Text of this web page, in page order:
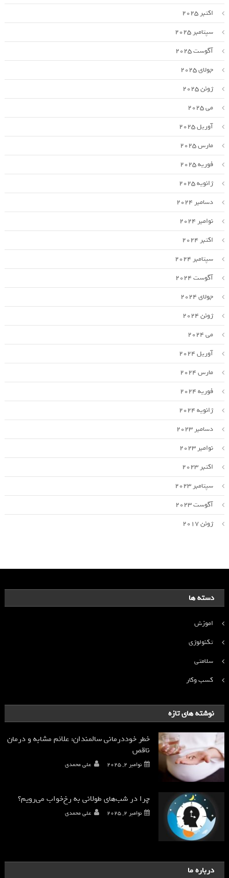
اکتبر 2025
سپتامبر 2025
آگوست 2025
جولای 2025
ژوئن 2025
می 2025
آوریل 2025
مارس 2025
فوریه 2025
ژانویه 2025
دسامبر 2024
نوامبر 2024
اکتبر 2024
سپتامبر 2024
آگوست 2024
جولای 2024
ژوئن 2024
می 2024
آوریل 2024
مارس 2024
فوریه 2024
ژانویه 2024
دسامبر 2023
نوامبر 2023
اکتبر 2023
سپتامبر 2023
آگوست 2023
ژوئن 2017
دسته ها
اموزش
تکنولوژی
سلامتی
کسب وکار
نوشته های تازه
خطر خوددرمانی سالمندان: علائم مشابه و درمان
ناقص
نوامبر 2, 2025 علی محمدی
چرا در شب‌های طولانی به رخ‌خواب می‌رویم؟
نوامبر 2, 2025 علی محمدی
درباره ما